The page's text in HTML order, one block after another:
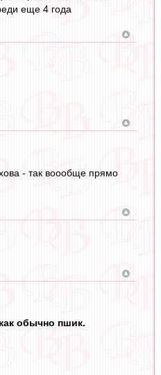
еще 4 года
- так воообще прямо
обычно пшик.